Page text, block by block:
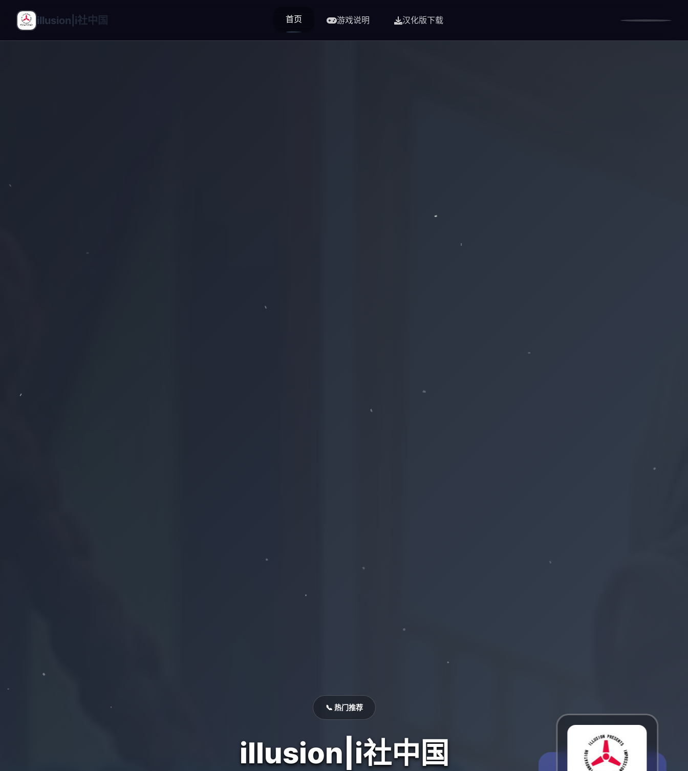
illusion|i社中国 首页 游戏说明 汉化版下载
📞 热门推荐
illusion|i社中国